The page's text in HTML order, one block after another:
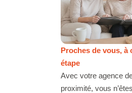
Proches de vous, à
étape
Avec votre agence
proximité, vous